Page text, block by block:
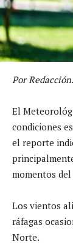
Por
El
condiciones
el reporte
momentos del
Los vientos
ráfagas
Norte.